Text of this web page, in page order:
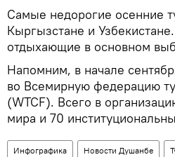
Самые недорогие осенние
Кыргызстане и
отдыхающие в основном
Напомним, в начале
во Всемирную федерацию
(WTCF). Всего в
мира и 70
Инфографика Новости Душанбе